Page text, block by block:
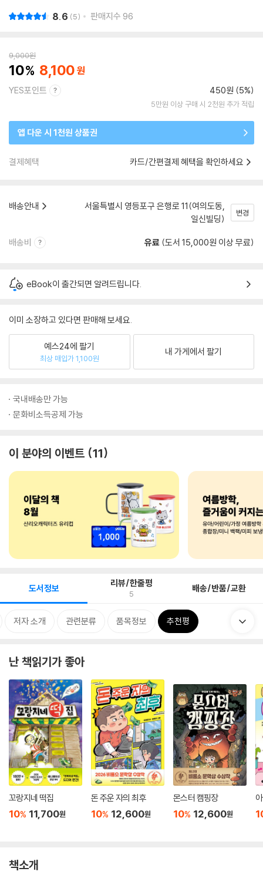
8.6 5 판매지수 96
9,000원
10 8,100
YES포인트 450원 (5%)
5만원 이상 구매 시 2천원 추가 적립
앱 다운 시 1천원 상품권
결제혜택 카드/간편결제 혜택을 확인하세요
배송안내
서울특별시 영등포구 은행로 11(여의도동,
일신빌딩)
변경
배송비 유료 (도서 15,000원 이상 무료)
eBook이 출간되면 알려드립니다.
이미 소장하고 있다면 판매해 보세요.
예스24에 팔기
최상 매입가 1,100원
내 가게에서 팔기
국내배송만 가능
문화비소득공제 가능
이 분야의 이벤트 11
도서정보 리뷰/한줄평
5 배송/반품/교환
저자 소개 관련분류 품목정보 추천평
난 책읽기가 좋아
꼬랑지네 떡집
10% 11,700원
돈 주운 자의 최후
10% 12,600원
몬스터 캠핑장
10% 12,600원
책소개